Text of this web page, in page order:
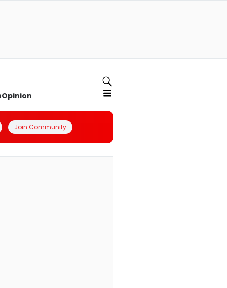
Opinion
Join Community